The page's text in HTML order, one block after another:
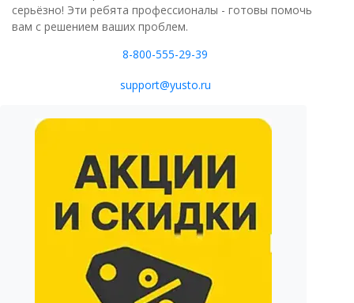
серьёзно! Эти ребята профессионалы - готовы помочь
вам с решением ваших проблем.
8-800-555-29-39
support@yusto.ru